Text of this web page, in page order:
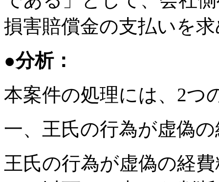
損害賠償金の支払いを
●分析：
本案件の処理には、2つ
一、王氏の行為が虚偽
王氏の行為が虚偽の経